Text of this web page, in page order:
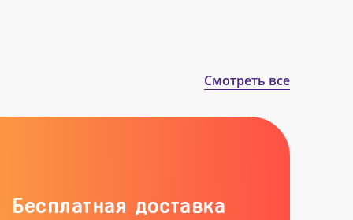
Смотреть все
Бесплатная доставка